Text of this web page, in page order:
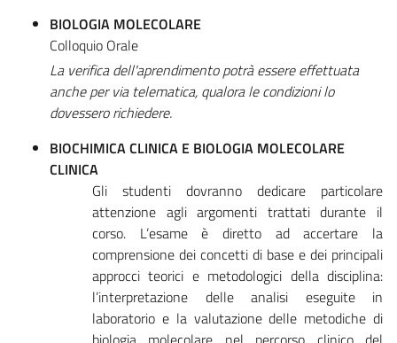
BIOLOGIA MOLECOLARE
Colloquio Orale
La verifica dell'aprendimento potrà essere effettuata
anche per via telematica, qualora le condizioni lo
dovessero richiedere.
BIOCHIMICA CLINICA E BIOLOGIA MOLECOLARE
CLINICA
Gli studenti dovranno dedicare particolare
attenzione agli argomenti trattati durante il
corso. L’esame è diretto ad accertare la
comprensione dei concetti di base e dei principali
approcci teorici e metodologici della disciplina:
l’interpretazione delle analisi eseguite in
laboratorio e la valutazione delle metodiche di